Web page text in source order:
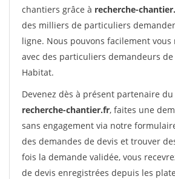
chantiers grâce à recherche-
des milliers de particuliers
ligne. Nous pouvons facilement
avec des particuliers demandeurs
Habitat.
Devenez dès à présent partenaire du
recherche-chantier.fr, faites une
sans engagement via notre
des demandes de devis et trouver
fois la demande validée, vous
de devis enregistrées depuis les